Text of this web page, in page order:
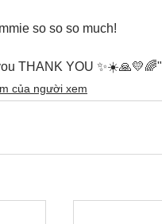
so so so much!
THANK YOU ✨☀️🙏💛🌈"
của người xem